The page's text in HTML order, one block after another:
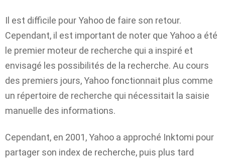
Il est difficile pour Yahoo de faire son retour.
Cependant, il est important de noter que Yahoo a été
le premier moteur de recherche qui a inspiré et
envisagé les possibilités de la recherche. Au cours
des premiers jours, Yahoo fonctionnait plus comme
un répertoire de recherche qui nécessitait la saisie
manuelle des informations.
Cependant, en 2001, Yahoo a approché Inktomi pour
partager son index de recherche, puis plus tard